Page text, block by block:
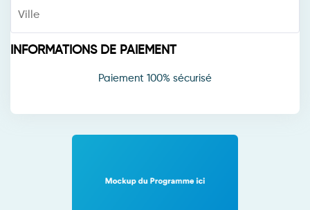
INFORMATIONS DE PAIEMENT
Paiement 100% sécurisé